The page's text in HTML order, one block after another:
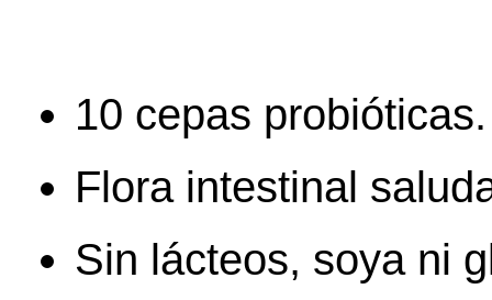
10 cepas probióticas.
Flora intestinal
Sin lácteos, soya ni
Cerrar
sesión